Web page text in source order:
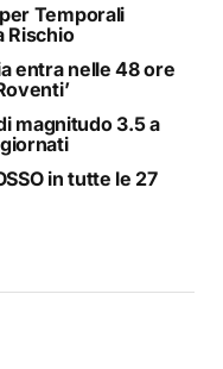
Temporali
Rischio
entra nelle 48 ore
magnitudo 3.5 a
in tutte le 27